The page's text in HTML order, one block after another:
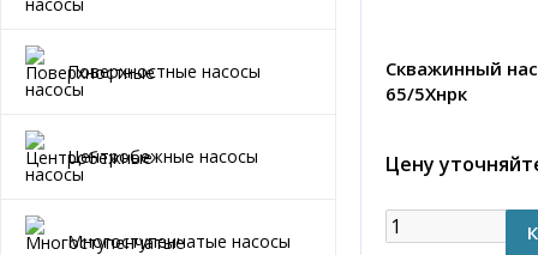
Поверхностные насосы
Центробежные насосы
Многоступенчатые насосы
Скважинный
65/5Хнрк
Цену